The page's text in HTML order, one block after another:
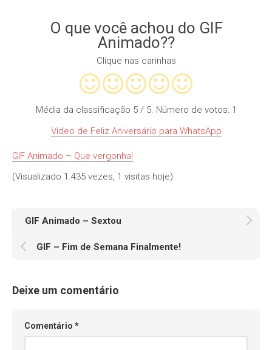
O que você achou do GIF
Animado??
Clique nas carinhas
Média da classificação 5/ 5. Número de votos: 1
Vídeo de Feliz Aniversário para WhatsApp
GIF Animado – Que vergonha!
(Visualizado 1.435 vezes, 1 visitas hoje)
GIF Animado – Sextou
GIF – Fim de Semana Finalmente!
Deixe um comentário
Comentário *